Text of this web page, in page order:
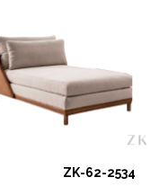
ZK-62-2534